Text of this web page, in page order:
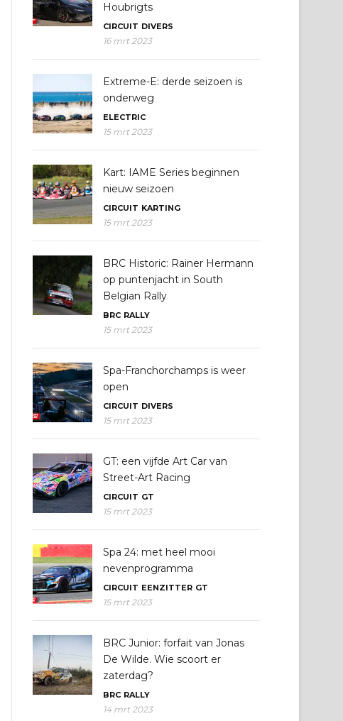
Houbrigts
CIRCUIT DIVERS
16 mrt 2023
Extreme-E: derde seizoen is
onderweg
ELECTRIC
15 mrt 2023
Kart: IAME Series beginnen
nieuw seizoen
CIRCUIT KARTING
15 mrt 2023
BRC Historic: Rainer Hermann
op puntenjacht in South
Belgian Rally
BRC RALLY
15 mrt 2023
Spa-Franchorchamps is weer
open
CIRCUIT DIVERS
15 mrt 2023
GT: een vijfde Art Car van
Street-Art Racing
CIRCUIT GT
15 mrt 2023
Spa 24: met heel mooi
nevenprogramma
CIRCUIT EENZITTER GT
15 mrt 2023
BRC Junior: forfait van Jonas
De Wilde. Wie scoort er
zaterdag?
BRC RALLY
14 mrt 2023